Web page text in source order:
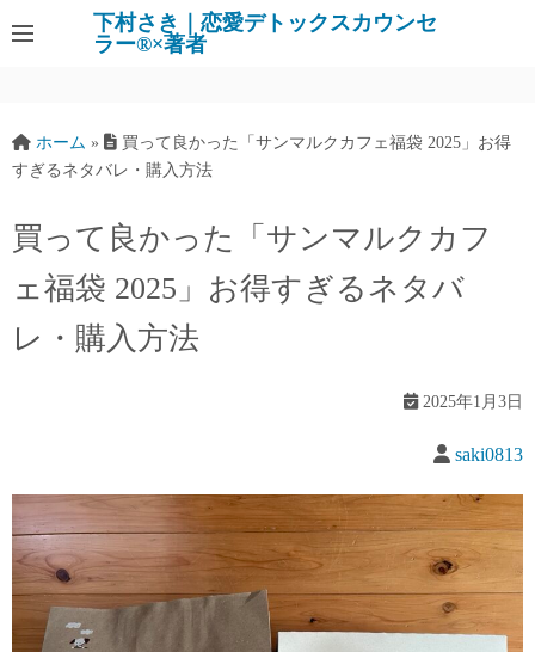
下村さき｜恋愛デトックスカウンセ
ラー®×著者
ホーム »
買って良かった「サンマルクカフェ福袋 2025」お得
すぎるネタバレ・購入方法
買って良かった「サンマルクカフ
ェ福袋 2025」お得すぎるネタバ
レ・購入方法
2025年1月3日
saki0813